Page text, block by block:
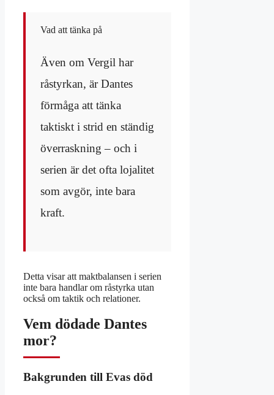
Vad att tänka på
Även om Vergil har
råstyrkan, är Dantes
förmåga att tänka
taktiskt i strid en ständig
överraskning – och i
serien är det ofta lojalitet
som avgör, inte bara
kraft.
Detta visar att maktbalansen i serien
inte bara handlar om råstyrka utan
också om taktik och relationer.
Vem dödade Dantes
mor?
Bakgrunden till Evas död